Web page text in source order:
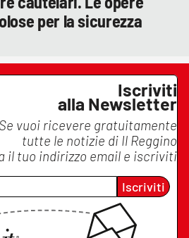
per la sicurezza
Iscriviti
alla Newsletter
Se vuoi ricevere gratuitamente
tutte le notizie di Il Reggino
il tuo indirizzo email e iscriviti
Iscriviti